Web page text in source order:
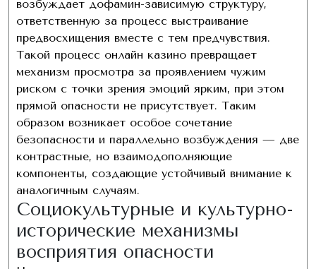
возбуждает дофамин-зависимую структуру,
ответственную за процесс выстраивание
предвосхищения вместе с тем предчувствия.
Такой процесс онлайн казино превращает
механизм просмотра за проявлением чужим
риском с точки зрения эмоций ярким, при этом
прямой опасности не присутствует. Таким
образом возникает особое сочетание
безопасности и параллельно возбуждения — две
контрастные, но взаимодополняющие
компоненты, создающие устойчивый внимание к
аналогичным случаям.
Социокультурные и культурно-
исторические механизмы
восприятия опасности